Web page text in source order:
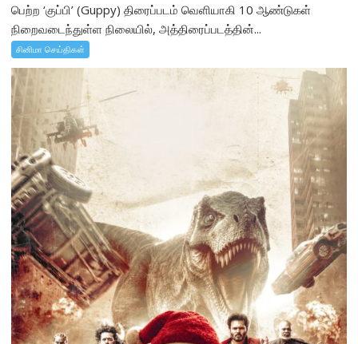
பெற்ற ‘குப்பி’ (Guppy) திரைப்படம் வெளியாகி 10 ஆண்டுகள்
நிறைவடைந்துள்ள நிலையில், அத்திரைப்படத்தின்...
சினிமா செய்திகள்